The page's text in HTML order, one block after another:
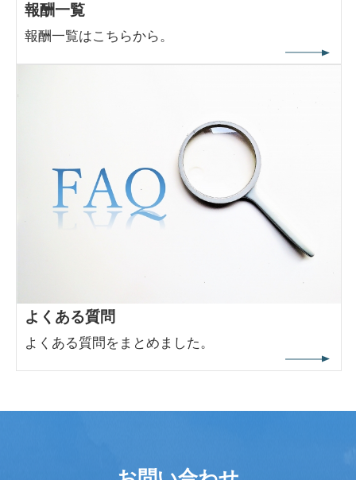
報酬一覧
報酬一覧はこちらから。
よくある質問
よくある質問をまとめました。